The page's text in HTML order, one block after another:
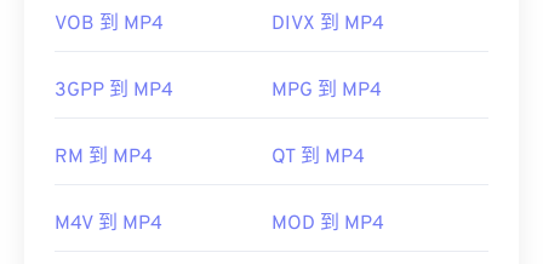
VOB 到 MP4 DIVX 到 MP4
3GPP 到 MP4 MPG 到 MP4
RM 到 MP4 QT 到 MP4
M4V 到 MP4 MOD 到 MP4